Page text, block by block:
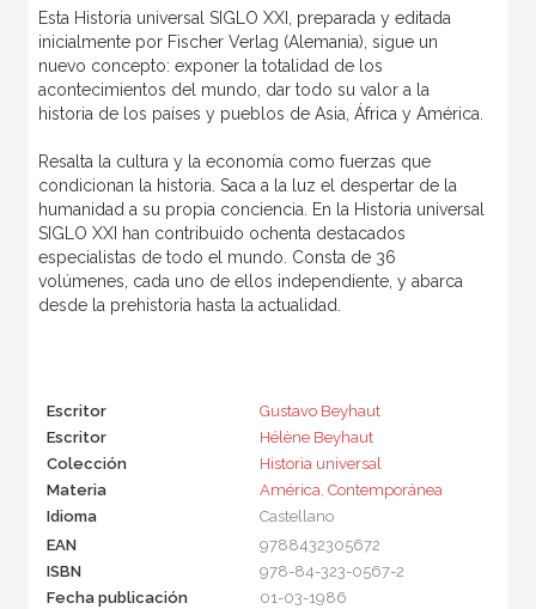
Esta Historia universal SIGLO XXI, preparada y editada
inicialmente por Fischer Verlag (Alemania), sigue un
nuevo concepto: exponer la totalidad de los
acontecimientos del mundo, dar todo su valor a la
historia de los países y pueblos de Asia, África y América.
Resalta la cultura y la economía como fuerzas que
condicionan la historia. Saca a la luz el despertar de la
humanidad a su propia conciencia. En la Historia universal
SIGLO XXI han contribuido ochenta destacados
especialistas de todo el mundo. Consta de 36
volúmenes, cada uno de ellos independiente, y abarca
desde la prehistoria hasta la actualidad.
Escritor
Gustavo Beyhaut
Escritor
Hélène Beyhaut
Colección
Historia universal
Materia
América, Contemporánea
Idioma
Castellano
EAN
9788432305672
ISBN
978-84-323-0567-2
Fecha publicación
01-03-1986